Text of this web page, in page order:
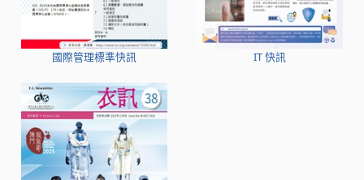
國際管理標準快訊 IT 快訊